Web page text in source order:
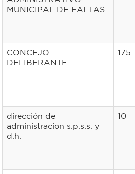
MUNICIPAL DE FALTAS
CONCEJO
DELIBERANTE
175
dirección de
administracion s.p.s.s. y
d.h.
10